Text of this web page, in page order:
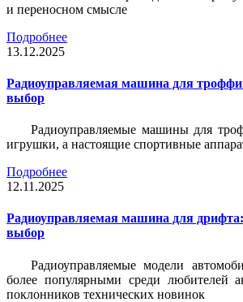
и переносном смысле
Подробнее
13.12.2025
Радиоуправляемая машина для
выбор
Радиоуправляемые машины для
игрушки, а настоящие спортивные
Подробнее
12.11.2025
Радиоуправляемая машина для дрифта:
выбор
Радиоуправляемые модели
более популярными среди любителей
поклонников технических новинок